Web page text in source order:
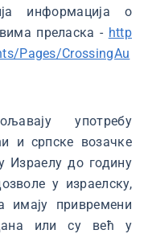
информација о
преласка - http
Pages/CrossingAu
употребу
и српске возачке
Израелу до годину
у израелску,
имају привремени
или су већ у